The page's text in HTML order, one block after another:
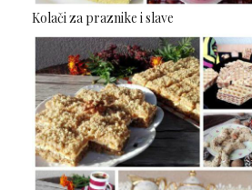
Kolači za praznike i slave